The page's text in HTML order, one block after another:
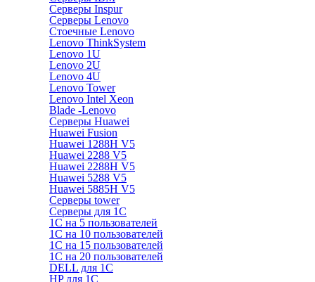
Серверы Inspur
Серверы Lenovo
Стоечные Lenovo
Lenovo ThinkSystem
Lenovo 1U
Lenovo 2U
Lenovo 4U
Lenovo Tower
Lenovo Intel Xeon
Blade -Lenovo
Серверы Huawei
Huawei Fusion
Huawei 1288H V5
Huawei 2288 V5
Huawei 2288H V5
Huawei 5288 V5
Huawei 5885H V5
Серверы tower
Серверы для 1C
1С на 5 пользователей
1С на 10 пользователей
1С на 15 пользователей
1С на 20 пользователей
DELL для 1С
HP для 1С